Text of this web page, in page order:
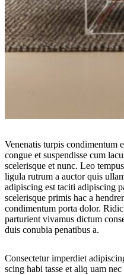
Venenatis turpis condimentum
congue et suspendisse cum
scelerisque et nunc. Leo
ligula rutrum a auctor quis
adipiscing est taciti adipiscing
scelerisque primis hac a
condimentum porta dolor.
parturient vivamus dictum
duis conubia penatibus a.
Consectetur imperdiet
scing habi tasse et aliq uam